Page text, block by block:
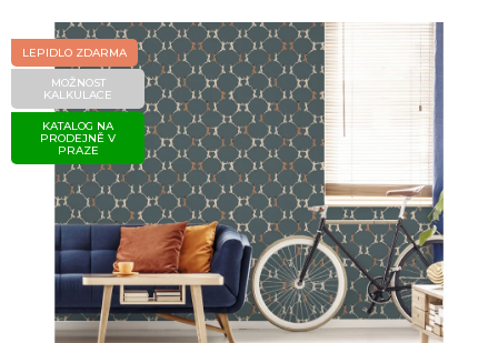
LEPIDLO ZDARMA
MOŽNOST
KALKULACE
KATALOG NA
PRODEJNĚ V
PRAZE